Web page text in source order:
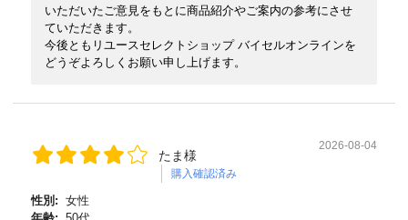
いただいたご意見をもとに商品紹介やご案内の参考にさせ
ていただきます。
今後ともリユースセレクトショップ バイセルオンラインを
どうぞよろしくお願い申し上げます。
たま様
購入確認済み
2026-08-04
性別: 女性